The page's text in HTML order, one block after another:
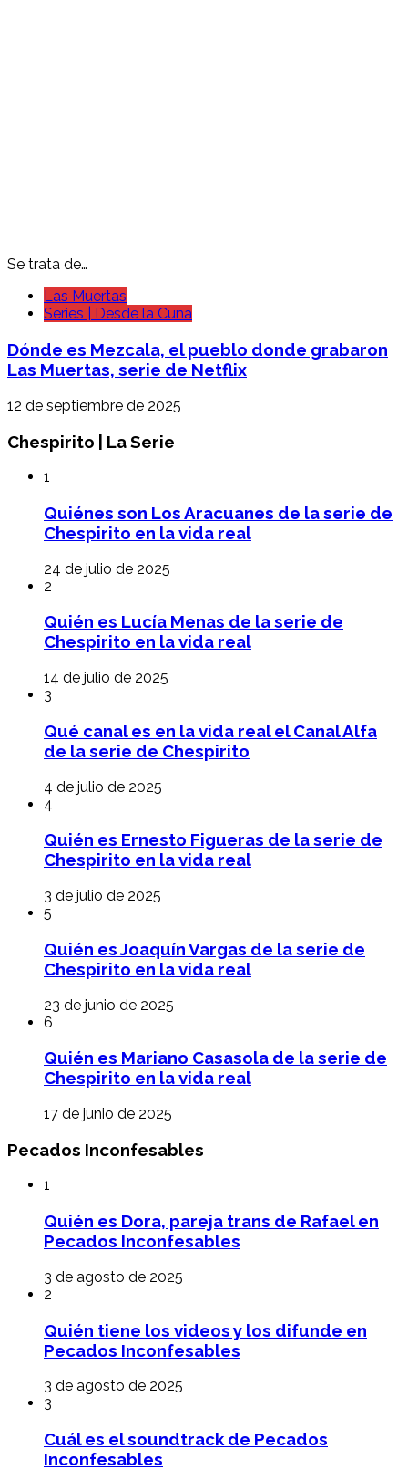
Se trata de…
Las Muertas
Series | Desde la Cuna
Dónde es Mezcala, el pueblo donde grabaron
Las Muertas, serie de Netflix
12 de septiembre de 2025
Chespirito | La Serie
1
Quiénes son Los Aracuanes de la serie de
Chespirito en la vida real
24 de julio de 2025
2
Quién es Lucía Menas de la serie de
Chespirito en la vida real
14 de julio de 2025
3
Qué canal es en la vida real el Canal Alfa
de la serie de Chespirito
4 de julio de 2025
4
Quién es Ernesto Figueras de la serie de
Chespirito en la vida real
3 de julio de 2025
5
Quién es Joaquín Vargas de la serie de
Chespirito en la vida real
23 de junio de 2025
6
Quién es Mariano Casasola de la serie de
Chespirito en la vida real
17 de junio de 2025
Pecados Inconfesables
1
Quién es Dora, pareja trans de Rafael en
Pecados Inconfesables
3 de agosto de 2025
2
Quién tiene los videos y los difunde en
Pecados Inconfesables
3 de agosto de 2025
3
Cuál es el soundtrack de Pecados
Inconfesables